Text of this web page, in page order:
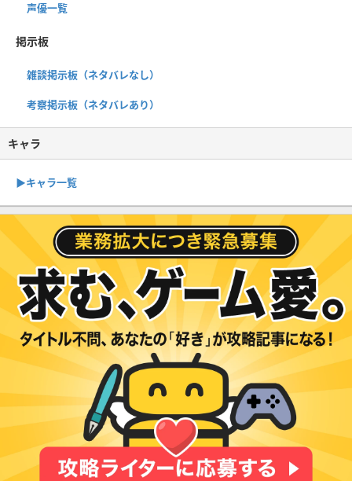
声優一覧
掲示板
雑談掲示板（ネタバレなし）
考察掲示板（ネタバレあり）
キャラ
▶︎キャラ一覧